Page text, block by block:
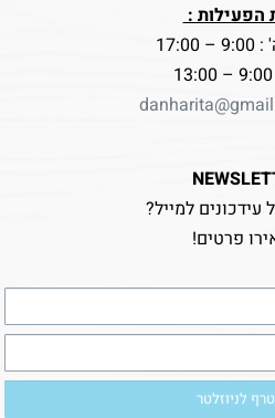
הפעילות :
עידכונים למייל?
פרטים!